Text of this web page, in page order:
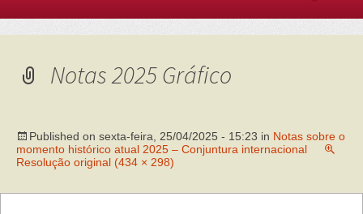
Notas 2025 Gráfico
Published on sexta-feira, 25/04/2025 - 15:23 in Notas sobre o
momento histórico atual 2025 – Conjuntura internacional
Resolução original (434 × 298)